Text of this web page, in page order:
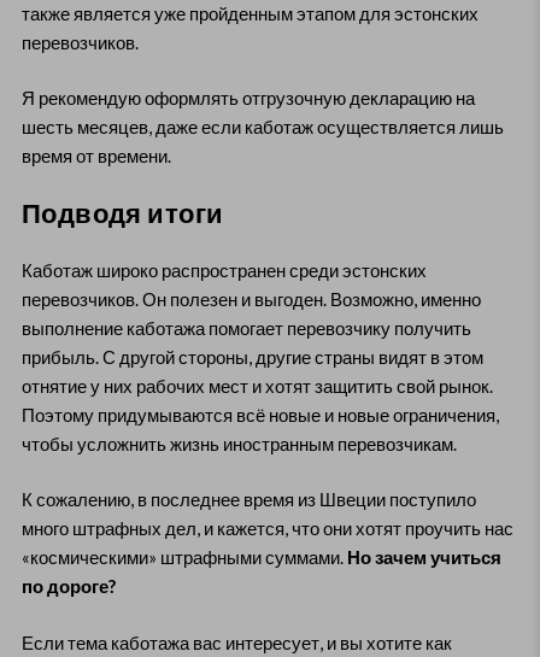
также является уже пройденным этапом для эстонских
перевозчиков.
Я рекомендую оформлять отгрузочную декларацию на
шесть месяцев, даже если каботаж осуществляется лишь
время от времени.
Подводя итоги
Каботаж широко распространен среди эстонских
перевозчиков. Он полезен и выгоден. Возможно, именно
выполнение каботажа помогает перевозчику получить
прибыль. С другой стороны, другие страны видят в этом
отнятие у них рабочих мест и хотят защитить свой рынок.
Поэтому придумываются всё новые и новые ограничения,
чтобы усложнить жизнь иностранным перевозчикам.
К сожалению, в последнее время из Швеции поступило
много штрафных дел, и кажется, что они хотят проучить нас
«космическими» штрафными суммами. Но зачем учиться
по дороге?
Если тема каботажа вас интересует, и вы хотите как